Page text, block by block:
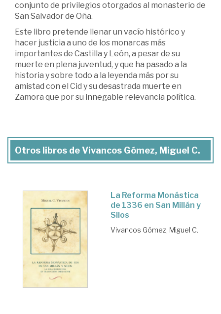
conjunto de privilegios otorgados al monasterio de
San Salvador de Oña.
Este libro pretende llenar un vacío histórico y
hacer justicia a uno de los monarcas más
importantes de Castilla y León, a pesar de su
muerte en plena juventud, y que ha pasado a la
historia y sobre todo a la leyenda más por su
amistad con el Cid y su desastrada muerte en
Zamora que por su innegable relevancia política.
Otros libros de Vivancos Gómez, Miguel C.
La Reforma Monástica
de 1336 en San Millán y
Silos
Vivancos Gómez, Miguel C.